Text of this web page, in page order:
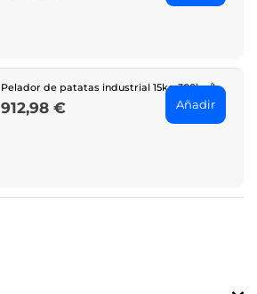
Pelador de patatas industrial 15kg 300kg/h
Price
912,98 € Añadir